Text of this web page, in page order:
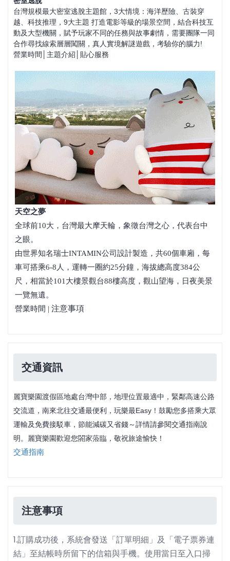
台灣規模最大密室逃脫主題館，3大情境：海洋歷險、古裝穿
越、科技推理，9大主題 打造電影等級的場景空間，結合科技互
動及大型機關，賦予玩家不同的任務與故事劇情，需要團隊一同
合作尋找線索層層闖關，真人實境解謎遊戲，考驗你的腦力!
營業時間
主題介紹 貼心服務
天空之夢
全球前10大，台灣最大摩天輪，象徵台灣之心，代表台中
之眼。
由世界知名瑞士INTAMIN公司設計製造，共60個車廂，每
車可搭乘6-8人，運轉一圈約25分鐘，海拔總高度384公
尺，相當於101大樓景觀台88樓高度，觀山望海，日夜美景
一覽無遺。
營業時間 |注意事項
交通資訊
麗寶樂園渡假區地處台灣中部，地理位置最適中，緊鄰高速公路
交流道，南來北往交通最便利，玩樂最Easy！鼓勵您多搭乘大眾
運輸及免費接駁車，節能減碳又省錢～詳情請參閱交通指南說
明。麗寶樂園歡迎您閤家蒞臨，敬祝旅途愉快！
交通指南
注意事項
1.訂購成功後，系統會發送「訂單明細」及「電子票券連
結」至結帳時所留下的信箱與手機。使用當日至入口掃